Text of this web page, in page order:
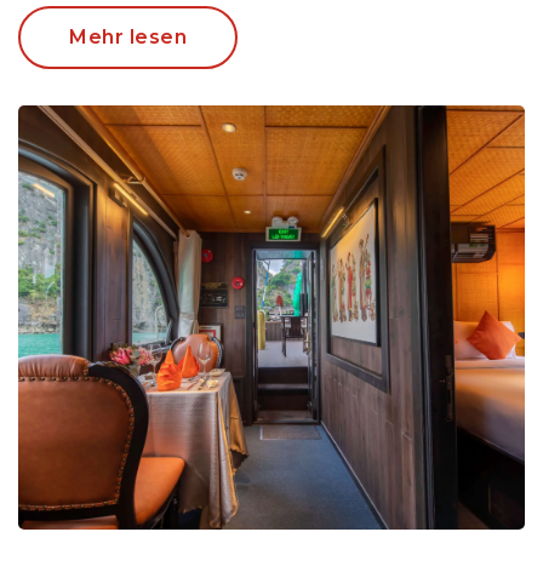
Gemütliche, charakteristische Unterkünfte, inklusive
Frühstück
Eine UNIKALE Wasserflugzeugtour über die Bai Tu
Long Bucht
Genießen Sie eine luxuriöse Zugfahrt mit dem
Vietage Zug, inklusive 3-Gänge-Menü entlang der
Küste von Zentralvietnam
Transport mit einem privaten Auto und einem
erfahrenen Fahrer
Eine private Kreuzfahrt auf dem romantischen
l'Amour Jonk durch das unbekannte und
unberührte Bai Tu Long
Ein angenehmer Strandaufenthalt an der
unbekannten Küste von Quy Nhon
Möglichkeit, Ihre Hochzeitsreise durch verschiedene
Meet-a-local Aktivitäten noch unvergesslicher zu
gestalten
24/7 Erreichbarkeit vor Ort
Gemeinsam träumen von einer Hochzeitsreise in
das Land mit vielleicht den grünsten Reisfeldern
und dem köstlichsten Essen Asiens? Dann sollten
Sie nach Vietnam reisen! Diese Hochzeitsreise
bietet eine tolle Abwechslung zwischen aktiven
Elementen und romantischen Momenten, um
gemeinsam zu genießen. So können Sie mit
einemCocktail in der Hand auf Ihrem privaten
Mehr lesen